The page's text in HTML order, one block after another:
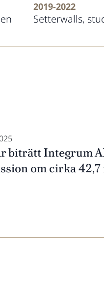
2019-2022
Setterwalls,
biträtt Integrum
om cirka